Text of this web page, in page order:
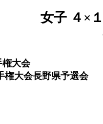
女子 ４×
権大会
権大会長野県予選会